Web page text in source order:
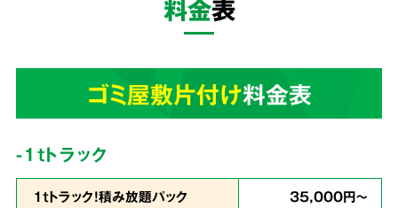
を心がけています。
業界最安値を目指しています!
料金表
ゴミ屋敷片付け料金表
-1tトラック
1ｔトラック！積み放題パック 35,000円～